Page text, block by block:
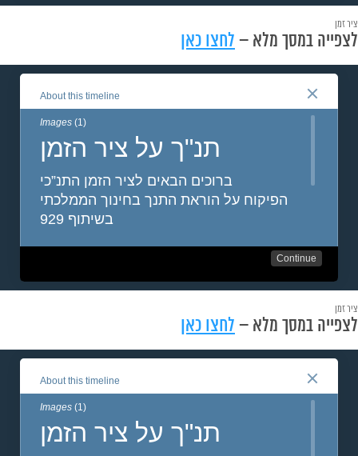
ציר זמן
לצפייה במסך מלא – לחצו כאן
ציר זמן
לצפייה במסך מלא – לחצו כאן